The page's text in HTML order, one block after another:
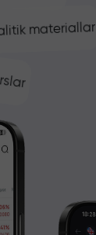
materiallar